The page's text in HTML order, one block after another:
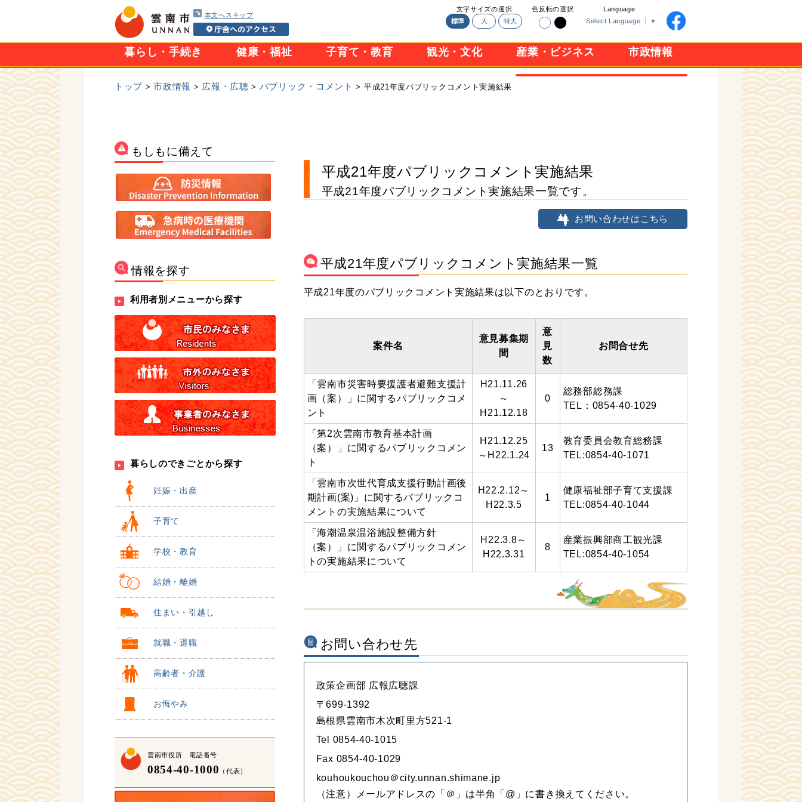
本文へスキップ
文字サイズの選択
標準
大 特大
色反転の選択
Language
Select Language
▼
暮らし・手続き 健康・福祉 子育て・教育 観光・文化 産業・ビジネス 市政情報
トップ >市政情報 > 広報・広聴 > パブリック・コメント > 平成21年度パブリックコメント実施結果
もしもに備えて
情報を探す
利用者別メニューから探す
暮らしのできごとから探す
妊娠・出産
子育て
学校・教育
結婚・離婚
住まい・引越し
就職・退職
高齢者・介護
お悔やみ
雲南市役所 電話番号
0854-40-1000 （代表）
平成21年度パブリックコメント実施結果
平成21年度パブリックコメント実施結果一覧です。
お問い合わせはこちら
平成21年度パブリックコメント実施結果一覧
平成21年度のパブリックコメント実施結果は以下のとおりです。
案件名
意見募集期
間
意
見
数
お問合せ先
「雲南市災害時要援護者避難支援計
画（案）」に関するパブリックコメ
ント
H21.11.26
～
H21.12.18
0
総務部総務課
TEL：0854-40-1029
「第2次雲南市教育基本計画
（案）」に関するパブリックコメン
ト
H21.12.25
～H22.1.24
13
教育委員会教育総務課
TEL:0854-40-1071
「雲南市次世代育成支援行動計画後
期計画(案)」に関するパブリックコ
メントの実施結果について
H22.2.12～
H22.3.5
1
健康福祉部子育て支援課
TEL:0854-40-1044
「海潮温泉温浴施設整備方針
（案）」に関するパブリックコメン
トの実施結果について
H22.3.8～
H22.3.31
8
産業振興部商工観光課
TEL:0854-40-1054
お問い合わせ先
政策企画部 広報広聴課
〒699-1392
島根県雲南市木次町里方521-1
Tel 0854-40-1015
Fax 0854-40-1029
kouhoukouchou＠city.unnan.shimane.jp
（注意）メールアドレスの「＠」は半角「@」に書き換えてください。